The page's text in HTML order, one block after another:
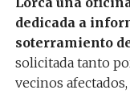
dedicada a
soterramiento
solicitada tanto
vecinos